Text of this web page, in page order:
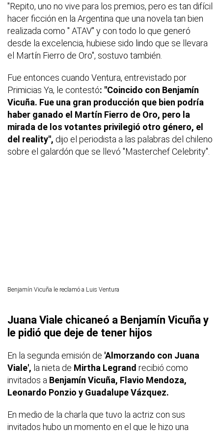
"Repito, uno no vive para los premios, pero es tan difícil
hacer ficción en la Argentina que una novela tan bien
realizada como " ATAV" y con todo lo que generó
desde la excelencia, hubiese sido lindo que se llevara
el Martín Fierro de Oro", sostuvo también.
Fue entonces cuando Ventura, entrevistado por
Primicias Ya, le contestó: "Coincido con Benjamín
Vicuña. Fue una gran producción que bien podría
haber ganado el Martín Fierro de Oro, pero la
mirada de los votantes privilegió otro género, el
del reality", dijo el periodista a las palabras del chileno
sobre el galardón que se llevó "Masterchef Celebrity".
Benjamín Vicuña le reclamó a Luis Ventura
Juana Viale chicaneó a Benjamín Vicuña y
le pidió que deje de tener hijos
En la segunda emisión de 'Almorzando con Juana
Viale', la nieta de Mirtha Legrand recibió como
invitados a Benjamín Vicuña, Flavio Mendoza,
Leonardo Ponzio y Guadalupe Vázquez.
En medio de la charla que tuvo la actriz con sus
invitados hubo un momento en el que le hizo una